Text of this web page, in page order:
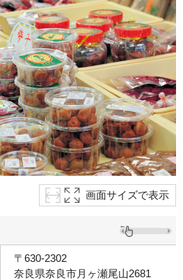
画面サイズで表示
〒630-2302
奈良県奈良市月ヶ瀬尾山2681